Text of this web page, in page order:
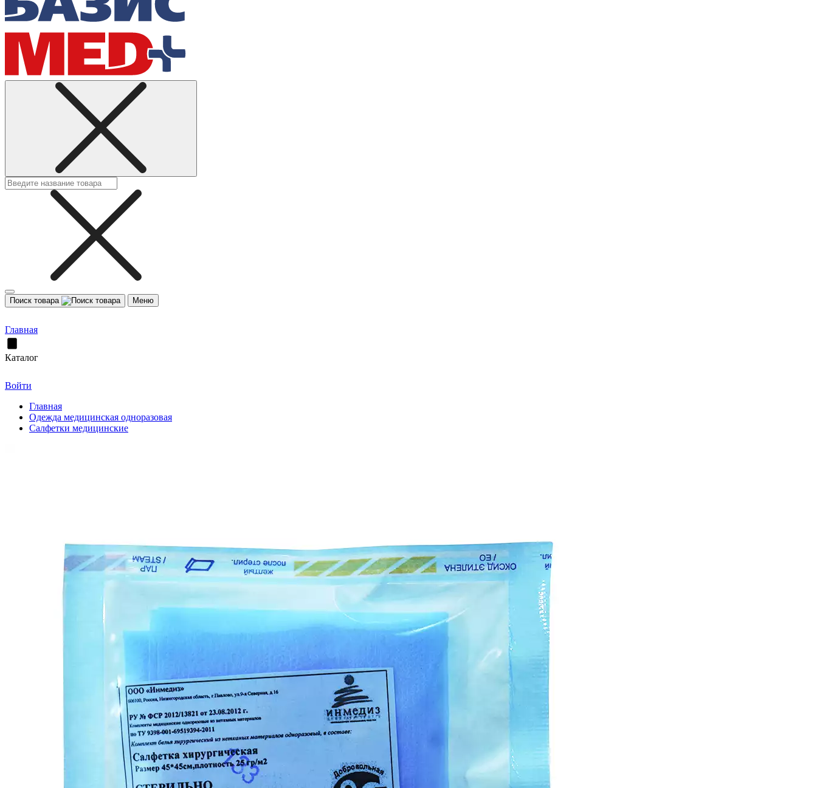
Поиск товара Меню
Главная
Каталог
Войти
Главная
Одежда медицинская одноразовая
Салфетки медицинские